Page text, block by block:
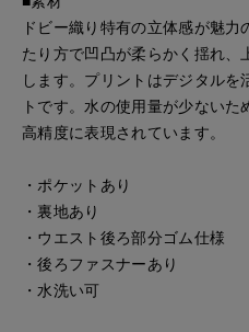
ドビー織り特有の立体感が魅
たり方で凹凸が柔らかく揺れ、
します。プリントはデジタル
トです。水の使用量が少ない
高精度に表現されています。
・ポケットあり
・裏地あり
・ウエスト後ろ部分ゴム仕様
・後ろファスナーあり
・水洗い可